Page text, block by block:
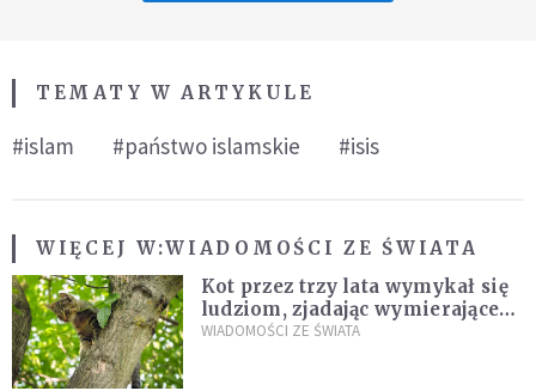
TEMATY W ARTYKULE
#islam #państwo islamskie #isis
WIĘCEJ W:WIADOMOŚCI ZE ŚWIATA
Kot przez trzy lata wymykał się
ludziom, zjadając wymierające
kaczki. W końcu popełnił
WIADOMOŚCI ZE ŚWIATA